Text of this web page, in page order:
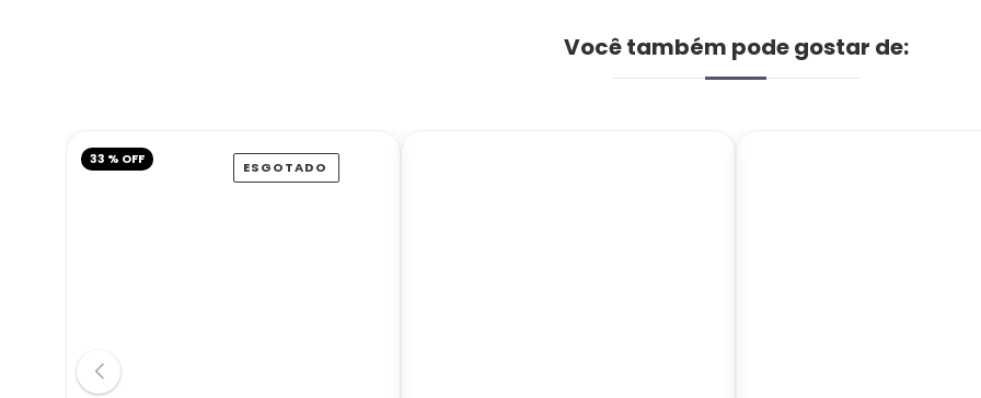
Você também pode gostar de:
ESGOTADO
33 % OFF